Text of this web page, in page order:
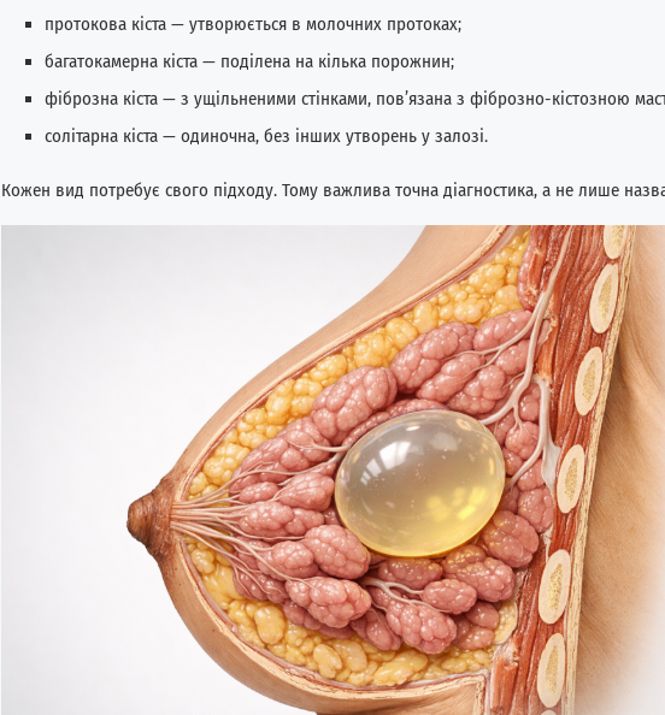
протокова кіста — утворюється в молочних протоках;
багатокамерна кіста — поділена на кілька порожнин;
фіброзна кіста — з ущільненими стінками, пов’язана з фіброзно-кістозною
солітарна кіста — одиночна, без інших утворень у залозі.
Кожен вид потребує свого підходу. Тому важлива точна діагностика, а не лише